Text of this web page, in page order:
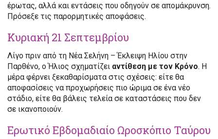
έρωτας, αλλά και εντάσεις που οδηγούν σε απομάκρυνση.
Πρόσεξε τις παρορμητικές αποφάσεις.
Κυριακή 21 Σεπτεμβρίου
Λίγο πριν από τη Νέα Σελήνη – Έκλειψη Ηλίου στην
Παρθένο, ο Ήλιος σχηματίζει αντίθεση με τον Κρόνο. Η
μέρα φέρνει ξεκαθαρίσματα στις σχέσεις: είτε θα
αποφασίσεις να προχωρήσεις πιο ώριμα σε ένα νέο
στάδιο, είτε θα βάλεις τελεία σε καταστάσεις που δεν
σε ικανοποιούν.
Ερωτικό Εβδομαδιαίο Ωροσκόπιο Ταύρου